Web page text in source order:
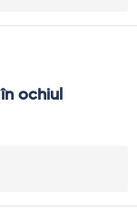
ochiul